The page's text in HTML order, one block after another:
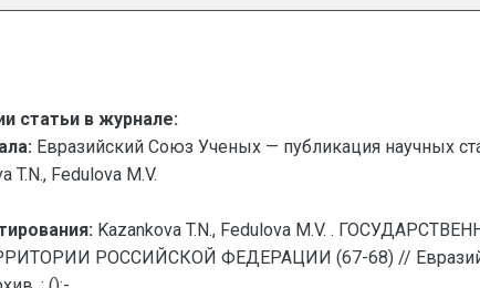
статьи в журнале:
Евразийский Союз Ученых — публикация научных
T.N., Fedulova M.V.
Kazankova T.N., Fedulova M.V. .
РОССИЙСКОЙ ФЕДЕРАЦИИ (67-68) //